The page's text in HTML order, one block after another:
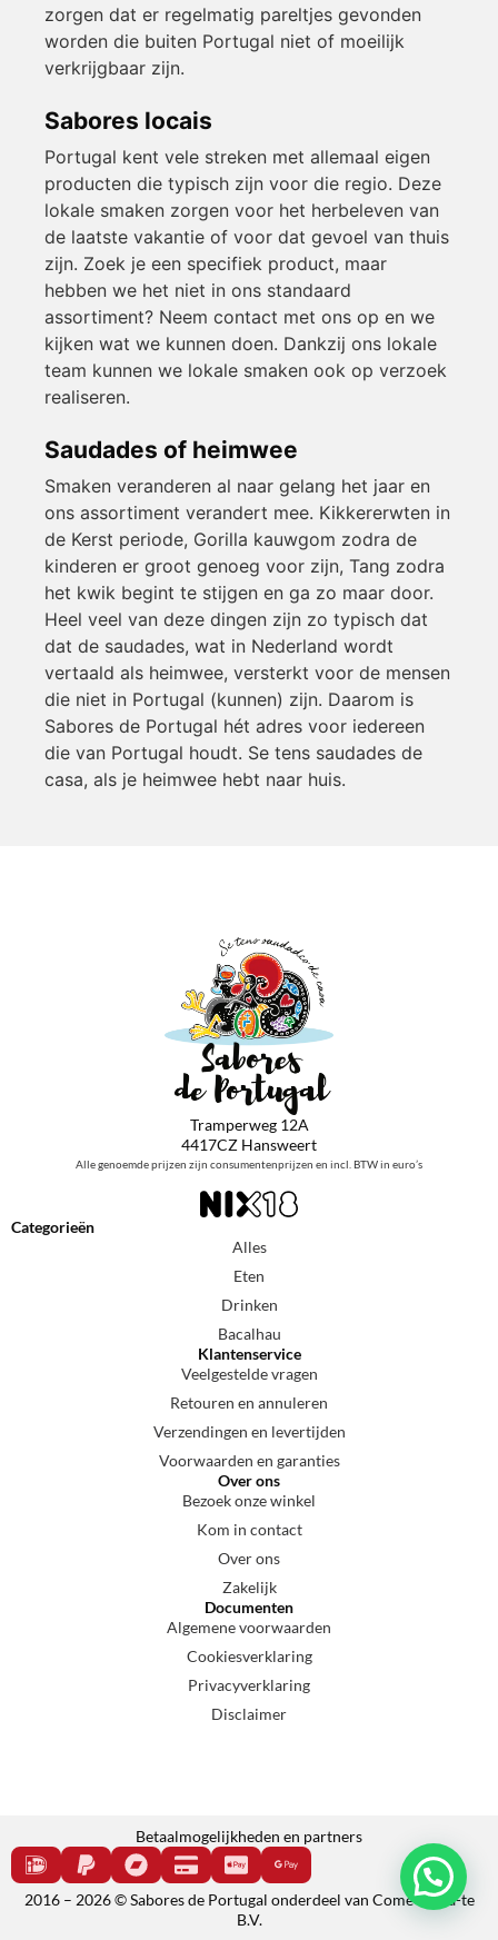
zorgen dat er regelmatig pareltjes gevonden
worden die buiten Portugal niet of moeilijk
verkrijgbaar zijn.
Sabores locais
Portugal kent vele streken met allemaal eigen
producten die typisch zijn voor die regio. Deze
lokale smaken zorgen voor het herbeleven van
de laatste vakantie of voor dat gevoel van thuis
zijn. Zoek je een specifiek product, maar
hebben we het niet in ons standaard
assortiment? Neem contact met ons op en we
kijken wat we kunnen doen. Dankzij ons lokale
team kunnen we lokale smaken ook op verzoek
realiseren.
Saudades of heimwee
Smaken veranderen al naar gelang het jaar en
ons assortiment verandert mee. Kikkererwten in
de Kerst periode, Gorilla kauwgom zodra de
kinderen er groot genoeg voor zijn, Tang zodra
het kwik begint te stijgen en ga zo maar door.
Heel veel van deze dingen zijn zo typisch dat
dat de saudades, wat in Nederland wordt
vertaald als heimwee, versterkt voor de mensen
die niet in Portugal (kunnen) zijn. Daarom is
Sabores de Portugal hét adres voor iedereen
die van Portugal houdt. Se tens saudades de
casa, als je heimwee hebt naar huis.
Tramperweg 12A
4417CZ Hansweert
Alle genoemde prijzen zijn consumentenprijzen en incl. BTW in euro’s
Categorieën
Alles
Eten
Drinken
Bacalhau
Klantenservice
Veelgestelde vragen
Retouren en annuleren
Verzendingen en levertijden
Voorwaarden en garanties
Over ons
Bezoek onze winkel
Kom in contact
Over ons
Zakelijk
Documenten
Algemene voorwaarden
Cookiesverklaring
Privacyverklaring
Disclaimer
Betaalmogelijkheden en partners
2016 – 2026 © Sabores de Portugal onderdeel van Come e cala-te
B.V.